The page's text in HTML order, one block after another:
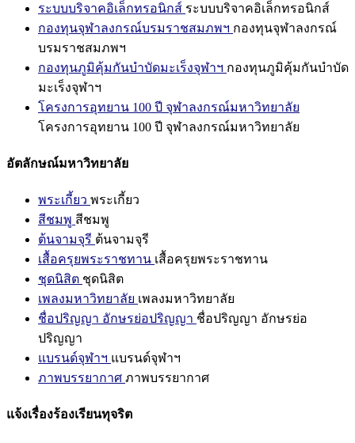
ระบบบริจาคอิเล็กทรอนิกส์ ระบบบริจาคอิเล็กทรอนิกส์
กองทุนจุฬาลงกรณ์บรมราชสมภพฯ กองทุนจุฬาลงกรณ์
บรมราชสมภพฯ
กองทุนภูมิคุ้มกันบำบัดมะเร็งจุฬาฯ กองทุนภูมิคุ้มกันบำบัด
มะเร็งจุฬาฯ
โครงการอุทยาน 100 ปี จุฬาลงกรณ์มหาวิทยาลัย
โครงการอุทยาน 100 ปี จุฬาลงกรณ์มหาวิทยาลัย
อัตลักษณ์มหาวิทยาลัย
พระเกี้ยว พระเกี้ยว
สีชมพู สีชมพู
ต้นจามจุรี ต้นจามจุรี
เสื้อครุยพระราชทาน เสื้อครุยพระราชทาน
ชุดนิสิต ชุดนิสิต
เพลงมหาวิทยาลัย เพลงมหาวิทยาลัย
ชื่อปริญญา อักษรย่อปริญญา ชื่อปริญญา อักษรย่อ
ปริญญา
แบรนด์จุฬาฯ แบรนด์จุฬาฯ
ภาพบรรยากาศ ภาพบรรยากาศ
แจ้งเรื่องร้องเรียนทุจริต